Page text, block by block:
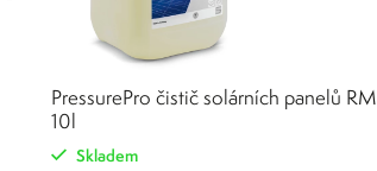
PressurePro čistič solárních panelů
10l
Skladem